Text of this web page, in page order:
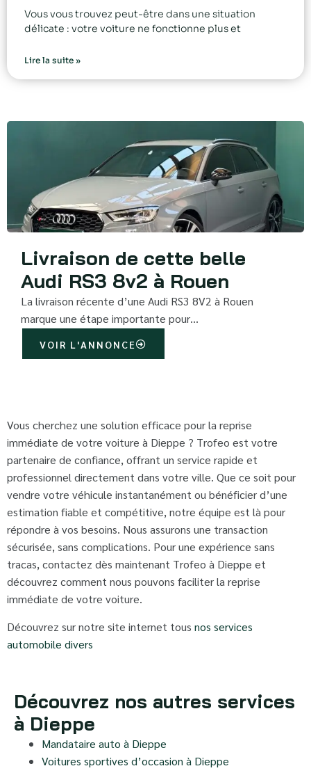
Vous vous trouvez peut-être dans une situation
délicate : votre voiture ne fonctionne plus et
Lire la suite »
Livraison de cette belle
Audi RS3 8v2 à Rouen
La livraison récente d’une Audi RS3 8V2 à Rouen
marque une étape importante pour…
VOIR L'ANNONCE
Vous cherchez une solution efficace pour la reprise
immédiate de votre voiture à Dieppe ? Trofeo est votre
partenaire de confiance, offrant un service rapide et
professionnel directement dans votre ville. Que ce soit pour
vendre votre véhicule instantanément ou bénéficier d’une
estimation fiable et compétitive, notre équipe est là pour
répondre à vos besoins. Nous assurons une transaction
sécurisée, sans complications. Pour une expérience sans
tracas, contactez dès maintenant Trofeo à Dieppe et
découvrez comment nous pouvons faciliter la reprise
immédiate de votre voiture.
Découvrez sur notre site internet tous nos services
automobile divers
Découvrez nos autres services
à Dieppe
Mandataire auto à Dieppe
Voitures sportives d’occasion à Dieppe